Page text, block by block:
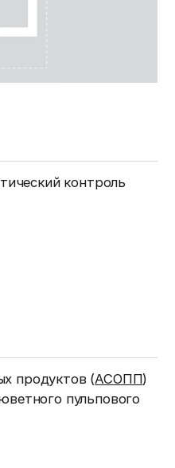
контроль
продуктов (АСОПП)
пульпового